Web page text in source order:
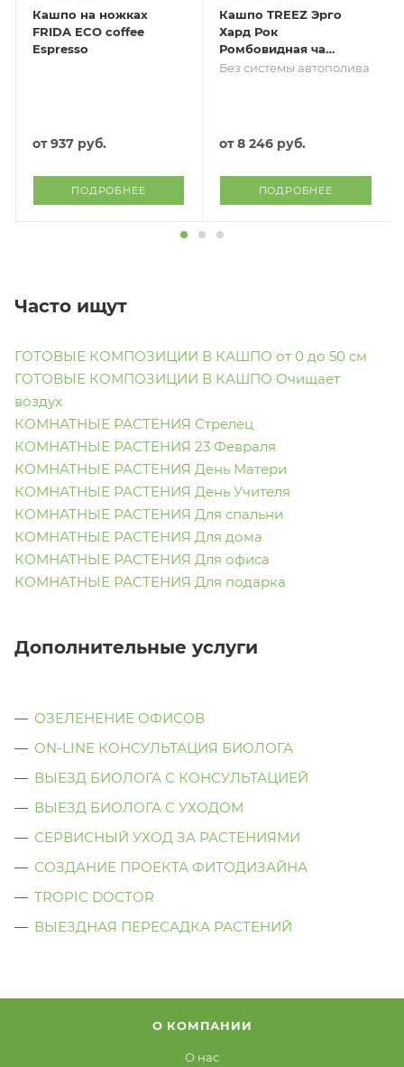
Кашпо на ножках
FRIDA ECO coffee
Espresso
от937 руб.
ПОДРОБНЕЕ
Кашпо TREEZ Эрго
Хард Рок
Ромбовидная чаша
Песок серый беж
Без системы автополива
от8 246 руб.
ПОДРОБНЕЕ
Часто ищут
ГОТОВЫЕ КОМПОЗИЦИИ В КАШПО от 0 до 50 см
ГОТОВЫЕ КОМПОЗИЦИИ В КАШПО Очищает
воздух
КОМНАТНЫЕ РАСТЕНИЯ Стрелец
КОМНАТНЫЕ РАСТЕНИЯ 23 Февраля
КОМНАТНЫЕ РАСТЕНИЯ День Матери
КОМНАТНЫЕ РАСТЕНИЯ День Учителя
КОМНАТНЫЕ РАСТЕНИЯ Для спальни
КОМНАТНЫЕ РАСТЕНИЯ Для дома
КОМНАТНЫЕ РАСТЕНИЯ Для офиса
КОМНАТНЫЕ РАСТЕНИЯ Для подарка
Дополнительные услуги
ОЗЕЛЕНЕНИЕ ОФИСОВ
ON-LINE КОНСУЛЬТАЦИЯ БИОЛОГА
ВЫЕЗД БИОЛОГА С КОНСУЛЬТАЦИЕЙ
ВЫЕЗД БИОЛОГА C УХОДОМ
СЕРВИСНЫЙ УХОД ЗА РАСТЕНИЯМИ
СОЗДАНИЕ ПРОЕКТА ФИТОДИЗАЙНА
TROPIC DOCTOR
ВЫЕЗДНАЯ ПЕРЕСАДКА РАСТЕНИЙ
О КОМПАНИИ
О нас